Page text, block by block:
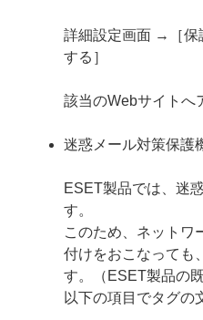
詳細設定画面 →［保
する］
該当のWebサイトへ
迷惑メール対策保護
ESET製品では、迷
す。
このため、ネットワ
付けをおこなっても
す。（ESET製品の
以下の項目でタグの